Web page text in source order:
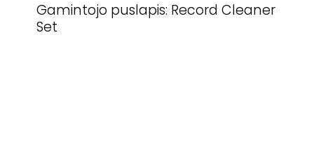
Gamintojo puslapis: Record Cleaner
Set